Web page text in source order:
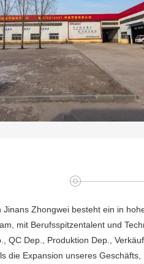
Jinans Zhongwei besteht ein in
mit Berufsspitzentalent und
QC Dep., Produktion Dep.,
die Expansion unseres